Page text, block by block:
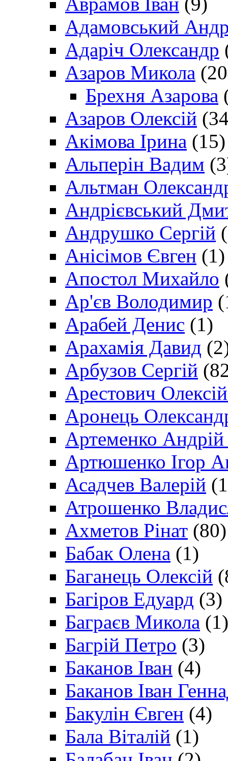
Адамовський
Адаріч Олександр
Азаров Микола
Брехня Азарова
Азаров Олексій
Акімова Ірина (15)
Альперін Вадим
Альтман
Андрієвський
Андрушко Сергій
Анісімов Євген (1)
Апостол Михайло
Ар'єв Володимир
Арабей Денис (1)
Арахамія Давид
Арбузов Сергій
Арестович
Аронець
Артеменко Андрій
Артюшенко Ігор
Асадчев Валерій
Атрошенко
Ахметов Рінат (80)
Бабак Олена (1)
Баганець Олексій
Багіров Едуард (3)
Баграєв Микола (1)
Багрій Петро (3)
Баканов Іван (4)
Баканов Іван
Бакулін Євген (4)
Бала Віталій (1)